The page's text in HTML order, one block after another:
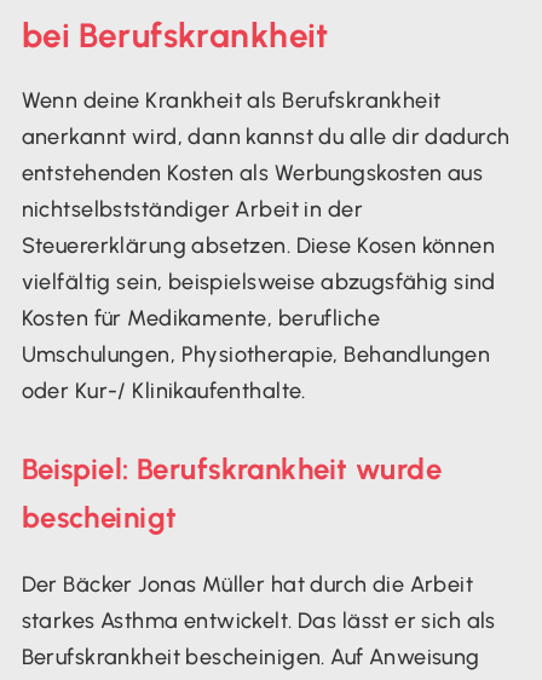
bei Berufskrankheit
Wenn deine Krankheit als Berufskrankheit
anerkannt wird, dann kannst du alle dir dadurch
entstehenden Kosten als Werbungskosten aus
nichtselbstständiger Arbeit in der
Steuererklärung absetzen. Diese Kosen können
vielfältig sein, beispielsweise abzugsfähig sind
Kosten für Medikamente, berufliche
Umschulungen, Physiotherapie, Behandlungen
oder Kur-/ Klinikaufenthalte.
Beispiel: Berufskrankheit wurde
bescheinigt
Der Bäcker Jonas Müller hat durch die Arbeit
starkes Asthma entwickelt. Das lässt er sich als
Berufskrankheit bescheinigen. Auf Anweisung